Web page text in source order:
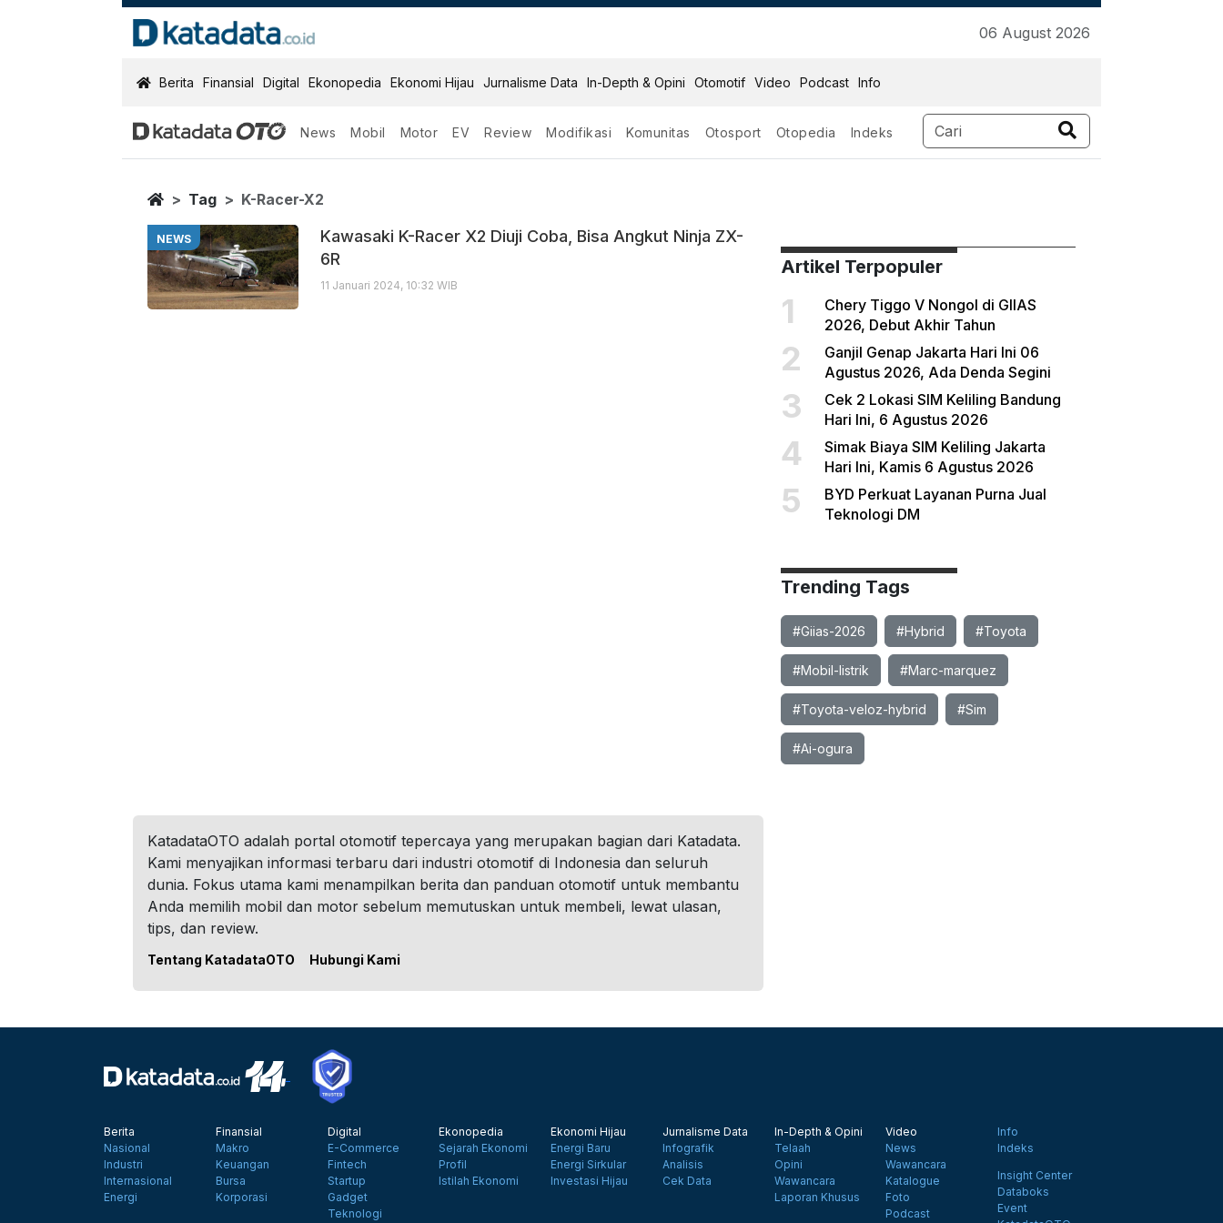
06 August 2026
KatadataOTO
Berita Finansial Digital Ekonopedia Ekonomi Hijau Jurnalisme Data In-Depth & Opini Otomotif Video Podcast Info
News Mobil Motor EV Review Modifikasi Komunitas Otosport Otopedia Indeks
K Racer X2
Berita Terbaru
Home
Tag K-Racer-X2
NEWS
Kawasaki K-Racer X2 Diuji Coba, Bisa Angkut Ninja ZX-
6R
11 Januari 2024, 10:32 WIB
Artikel Terpopuler
1
Chery Tiggo V Nongol di GIIAS
2026, Debut Akhir Tahun
2
Ganjil Genap Jakarta Hari Ini 06
Agustus 2026, Ada Denda Segini
3
Cek 2 Lokasi SIM Keliling Bandung
Hari Ini, 6 Agustus 2026
4
Simak Biaya SIM Keliling Jakarta
Hari Ini, Kamis 6 Agustus 2026
5
BYD Perkuat Layanan Purna Jual
Teknologi DM
Trending Tags
#Giias-2026 #Hybrid #Toyota
#Mobil-listrik #Marc-marquez
#Toyota-veloz-hybrid #Sim
#Ai-ogura
KatadataOTO adalah portal otomotif tepercaya yang merupakan bagian dari Katadata.
Kami menyajikan informasi terbaru dari industri otomotif di Indonesia dan seluruh
dunia. Fokus utama kami menampilkan berita dan panduan otomotif untuk membantu
Anda memilih mobil dan motor sebelum memutuskan untuk membeli, lewat ulasan,
tips, dan review.
Tentang KatadataOTO Hubungi Kami
Berita
Nasional
Industri
Internasional
Energi
Finansial
Makro
Keuangan
Bursa
Korporasi
Digital
E-Commerce
Fintech
Startup
Gadget
Teknologi
Ekonopedia
Sejarah Ekonomi
Profil
Istilah Ekonomi
Ekonomi Hijau
Energi Baru
Energi Sirkular
Investasi Hijau
Jurnalisme Data
Infografik
Analisis
Cek Data
In-Depth & Opini
Telaah
Opini
Wawancara
Laporan Khusus
Video
News
Wawancara
Katalogue
Foto
Podcast
Info
Indeks
Insight Center
Databoks
Event